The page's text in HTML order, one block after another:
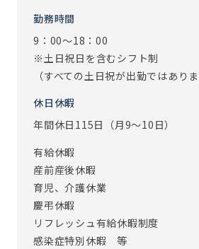
務）
※定年制度あり（定年60歳）
勤務時間
9：00～18：00
※土日祝日を含むシフト制
（すべての土日祝が出勤ではありま
休日休暇
年間休日115日（月9～10日）
有給休暇
産前産後休暇
育児、介護休業
慶弔休暇
リフレッシュ有給休暇制度
感染症特別休暇 等